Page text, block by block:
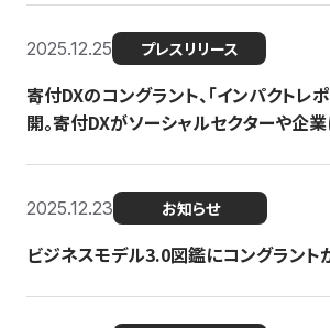
2025.12.25 プレスリリース
寄付DXのコングラント、「インパクトレ
開。寄付DXがソーシャルセクターや企
2025.12.23 お知らせ
ビジネスモデル3.0図鑑にコングラント